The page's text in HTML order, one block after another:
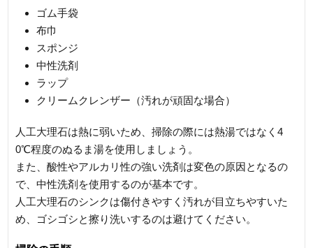
ゴム手袋
布巾
スポンジ
中性洗剤
ラップ
クリームクレンザー（汚れが頑固な場合）
人工大理石は熱に弱いため、掃除の際には熱湯ではなく4
0℃程度のぬるま湯を使用しましょう。
また、酸性やアルカリ性の強い洗剤は変色の原因となるの
で、中性洗剤を使用するのが基本です。
人工大理石のシンクは傷付きやすく汚れが目立ちやすいた
め、ゴシゴシと擦り洗いするのは避けてください。